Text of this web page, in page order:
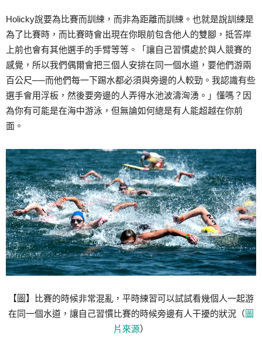
Holicky說要為比賽而訓練，而非為距離而訓練。也就是說訓練是
為了比賽時，而比賽時會出現在你眼前包含他人的雙腳，抵答岸
上前也會有其他選手的手臂等等。「讓自己習慣處於與人競賽的
感覺，所以我們偶爾會把三個人安排在同一個水道，要他們游兩
百公尺──而他們每一下踢水都必須與旁邊的人較勁。我認識有些
選手會用浮板，然後要旁邊的人弄得水池波濤洶湧。」懂嗎？因
為你有可能是在海中游泳，但無論如何總是有人能超越在你前
面。
【圖】比賽的時候非常混亂，平時練習可以試試看幾個人一起游
在同一個水道，讓自己習慣比賽的時候旁邊有人干擾的狀況（ 圖
片來源）